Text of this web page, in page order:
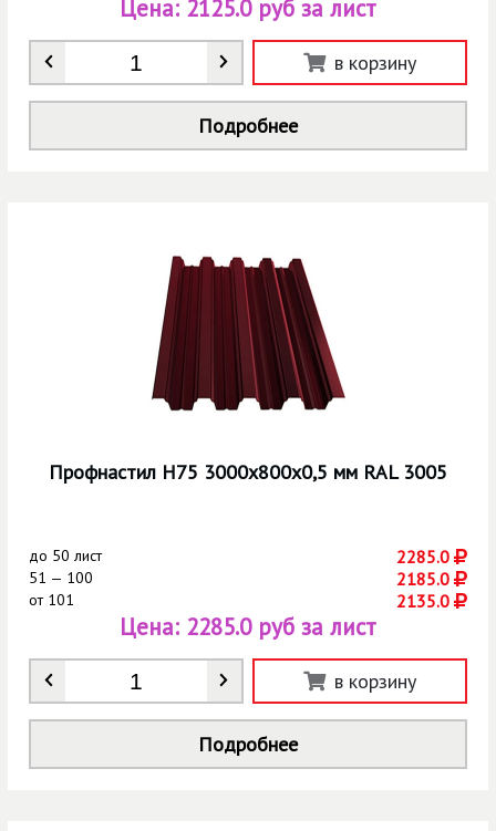
Количество
Цена: 2125.0 руб за лист
в корзину
Подробнее
Профнастил Н75 3000х800х0,5 мм RAL 3005
до 50 лист 2285.0
51 — 100 2185.0
от101 2135.0
Количество
Цена: 2285.0 руб за лист
в корзину
Подробнее